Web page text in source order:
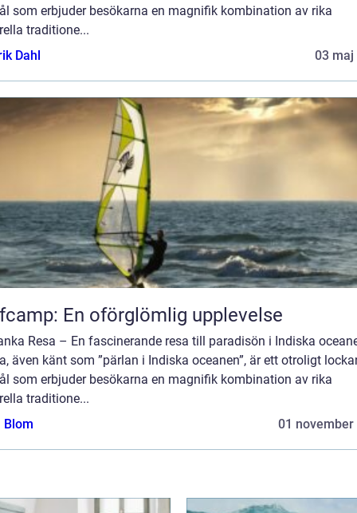
som erbjuder besökarna en magnifik kombination av rika
traditione...
Dahl
03 maj
En oförglömlig upplevelse
Resa – En fascinerande resa till paradisön i Indiska
även känt som ”pärlan i Indiska oceanen”, är ett otroligt
som erbjuder besökarna en magnifik kombination av rika
traditione...
Blom
01 november